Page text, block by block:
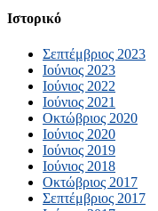
Ιστορικό
Σεπτέμβριος 2023
Ιούνιος 2023
Ιούνιος 2022
Ιούνιος 2021
Οκτώβριος 2020
Ιούνιος 2020
Ιούνιος 2019
Ιούνιος 2018
Οκτώβριος 2017
Σεπτέμβριος 2017